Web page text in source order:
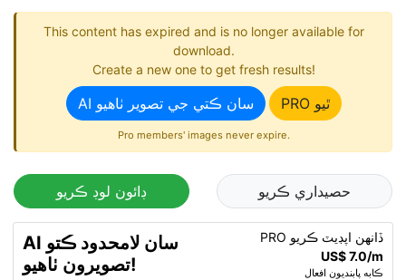
This content has expired and is no longer available for
download.
Create a new one to get fresh results!
AI سان ڪتي جي تصوير ٺاھيو PRO ٿيو
Pro members' images never expire.
ڊائون لوڊ ڪريو حصيداري ڪريو
AI سان لامحدود ڪتو
تصويرون ٺاهيو!
PRO ڏانهن اپڊيٽ ڪريو
US$ 7.0/m
ڪابه پابنديون افعال